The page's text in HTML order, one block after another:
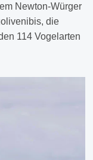
Newton-Würger
die
114 Vogelarten